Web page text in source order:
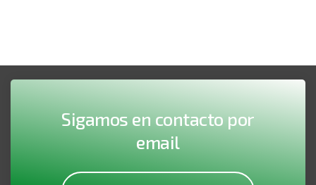
Sigamos en contacto por
email